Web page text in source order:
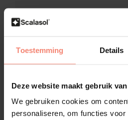
Toestemming Details
Deze website maakt gebruik
We gebruiken cookies om
personaliseren, om functies
Bekijk de sample van de
u een definitieve bestelling
U weet 100% zeker of het
past, dankzij de
sample eenvoudig op het
De sample wordt